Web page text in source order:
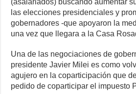
(asalariados) buscando aumentar
las elecciones presidenciales y
gobernadores -que apoyaron la
una vez que llegara a la Casa
Una de las negociaciones de
presidente Javier Milei es como
agujero en la coparticipación que
pedido de coparticipar el impuesto